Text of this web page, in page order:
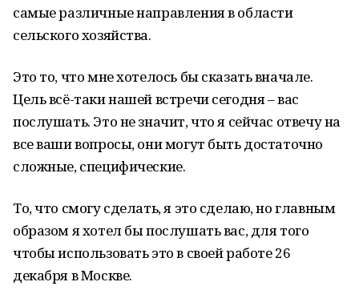
самые различные направления в области
сельского хозяйства.
Это то, что мне хотелось бы сказать вначале.
Цель всё-таки нашей встречи сегодня – вас
послушать. Это не значит, что я сейчас отвечу на
все ваши вопросы, они могут быть достаточно
сложные, специфические.
То, что смогу сделать, я это сделаю, но главным
образом я хотел бы послушать вас, для того
чтобы использовать это в своей работе 26
декабря в Москве.